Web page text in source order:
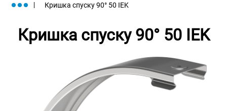
Кришка спуску 90° 50 IEK
Кришка спуску 90° 50 IEK